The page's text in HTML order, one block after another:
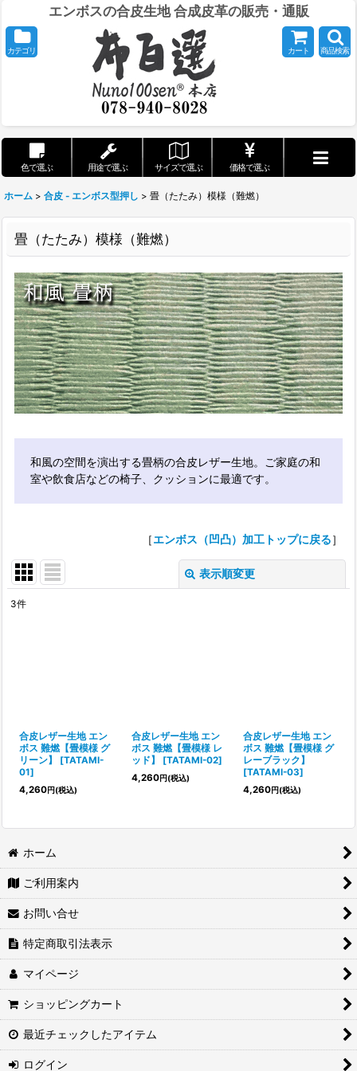
エンボスの合皮生地 合成皮革の販売・通販
カテゴリ カート 商品検索
色で選ぶ 用途で選ぶ サイズで選ぶ 価格で選ぶ
ホーム > 合皮 - エンボス型押し > 畳（たたみ）模様（難燃）
畳（たたみ）模様（難燃）
和風の空間を演出する畳柄の合皮レザー生地。ご家庭の和
室や飲食店などの椅子、クッションに最適です。
［エンボス（凹凸）加工トップに戻る］
表示順変更
3件
合皮レザー生地 エン
ボス 難燃【畳模様 グ
リーン】
[TATAMI-
01]
4,260円(税込)
合皮レザー生地 エン
ボス 難燃【畳模様 レ
ッド】
[TATAMI-02]
4,260円(税込)
合皮レザー生地 エン
ボス 難燃【畳模様 グ
レーブラック】
[TATAMI-03]
4,260円(税込)
ホーム
ご利用案内
お問い合せ
特定商取引法表示
マイページ
ショッピングカート
最近チェックしたアイテム
ログイン